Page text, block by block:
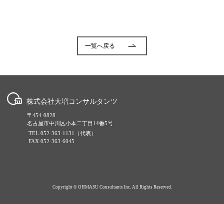
一覧へ戻る
株式会社大増コンサルタンツ
〒454-0828
名古屋市中川区小本二丁目14番5号
TEL:052-363-1131（代表）
FAX:052-363-6045
Copyright © OHMASU Consultants Inc. All Rights Reserved.